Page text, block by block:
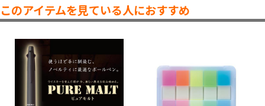
このアイテムを見ている人におすすめ